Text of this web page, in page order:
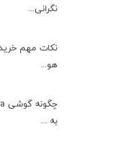
نگرانی...
نکات مهم
هو...
به ...